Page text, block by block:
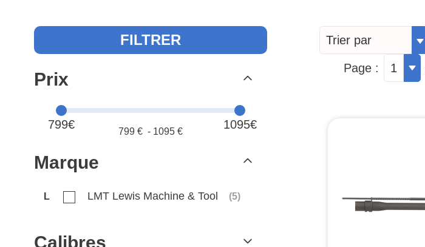
FILTRER
Prix
799€ 1095€
799 € - 1095 €
Marque
L LMT Lewis Machine & Tool (5)
Calibres
Trier par
Page : 1